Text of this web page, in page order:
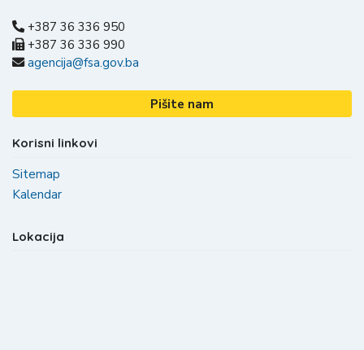
+387 36 336 950
+387 36 336 990
agencija@fsa.gov.ba
Pišite nam
Korisni linkovi
Sitemap
Kalendar
Lokacija